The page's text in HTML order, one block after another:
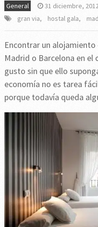
General 31 diciembre,
gran via, hostal gala,
Encontrar un
Madrid o Barcelona en el
gusto sin que ello
economía no es tarea
porque todavía queda